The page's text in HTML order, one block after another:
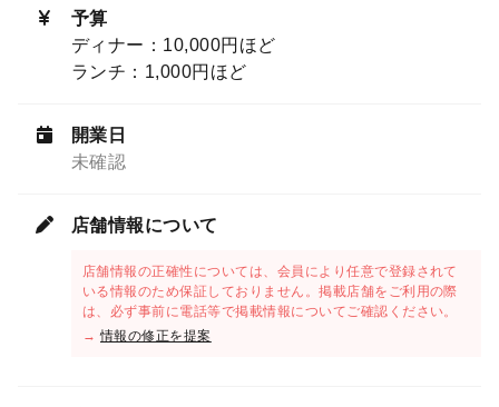
予算
ディナー：10,000円ほど
ランチ：1,000円ほど
開業日
未確認
店舗情報について
店舗情報の正確性については、会員により任意で登録されて
いる情報のため保証しておりません。掲載店舗をご利用の際
は、必ず事前に電話等で掲載情報についてご確認ください。
→情報の修正を提案